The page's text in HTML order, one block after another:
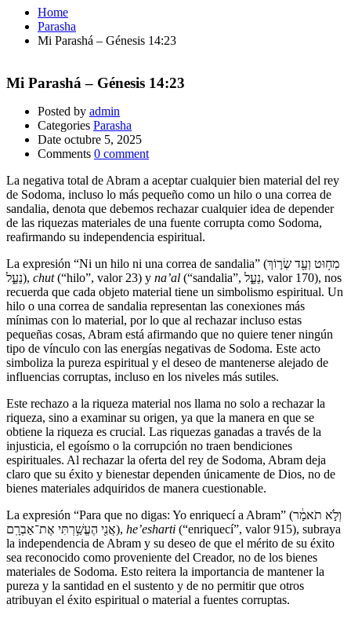
Home
Parasha
Mi Parashá – Génesis 14:23
Mi Parashá – Génesis 14:23
Posted by admin
Categories Parasha
Date octubre 5, 2025
Comments 0 comment
La negativa total de Abram a aceptar cualquier bien material del rey
de Sodoma, incluso lo más pequeño como un hilo o una correa de
sandalia, denota que debemos rechazar cualquier idea de depender
de las riquezas materiales de una fuente corrupta como Sodoma,
reafirmando su independencia espiritual.
La expresión “Ni un hilo ni una correa de sandalia” (מִח֥וּט וְעַ֖ד שְׂר֣וֹךְ
נַעַ֑ל), chut(“hilo”, valor 23) y na’al (“sandalia”, נַעַ֑ל, valor 170), nos
recuerda que cada objeto material tiene un simbolismo espiritual. Un
hilo o una correa de sandalia representan las conexiones más
mínimas con lo material, por lo que al rechazar incluso estas
pequeñas cosas, Abram está afirmando que no quiere tener ningún
tipo de vínculo con las energías negativas de Sodoma. Este acto
simboliza la pureza espiritual y el deseo de mantenerse alejado de
influencias corruptas, incluso en los niveles más sutiles.
Este rechazo a la riqueza material nos llama no solo a rechazar la
riqueza, sino a examinar su origen, ya que la manera en que se
obtiene la riqueza es crucial. Las riquezas ganadas a través de la
injusticia, el egoísmo o la corrupción no traen bendiciones
espirituales. Al rechazar la oferta del rey de Sodoma, Abram deja
claro que su éxito y bienestar dependen únicamente de Dios, no de
bienes materiales adquiridos de manera cuestionable.
La expresión “Para que no digas: Yo enriquecí a Abram” (וְלֹ֣א תֹאמַ֔ר
אֲנִ֖י הֶעֱשַׁ֥רְתִּי אֶת־אַבְרָֽם), he’esharti (“enriquecí”, valor 915), subraya
la independencia de Abram y su deseo de que el mérito de su éxito
sea reconocido como proveniente del Creador, no de los bienes
materiales de Sodoma. Esto reitera la importancia de mantener la
pureza y la santidad en el sustento y de no permitir que otros
atribuyan el éxito espiritual o material a fuentes corruptas.